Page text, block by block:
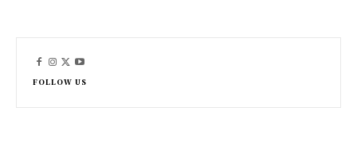
FOLLOW US